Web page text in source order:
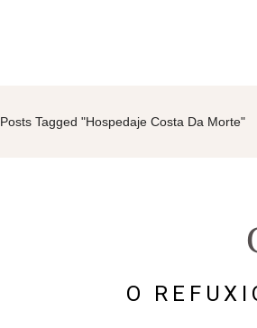
Posts Tagged "Hospedaje Costa Da Morte"
O